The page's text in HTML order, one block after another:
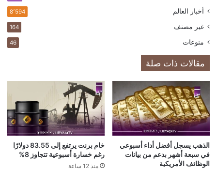
أخبار العالم 8٬594
غير مصنف 164
منوعات 46
مقالات ذات صلة
الذهب يسجل أفضل أداء أسبوعي
في سبعة أشهر بدعم من بيانات
الوظائف الأمريكية
خام برنت يرتفع إلى 83.55 دولارًا
رغم خسارة أسبوعية تتجاوز 8%
منذ 12 ساعة